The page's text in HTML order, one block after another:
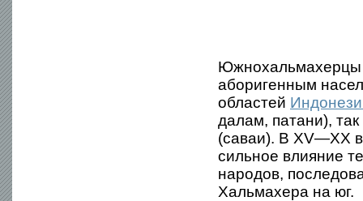
Южнохальмахерцы
аборигенным
областей
далам, патани),
(саваи). В XV—XX
сильное влияние
народов,
Хальмахера на юг.